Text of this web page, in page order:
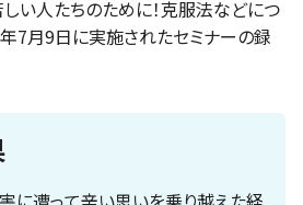
い人たちのために！克服法などにつ
7月9日に実施されたセミナーの録